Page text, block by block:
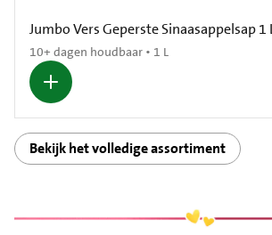
Jumbo Vers Geperste Sinaasappelsap 1
10+ dagen houdbaar • 1 L
Bekijk het volledige assortiment